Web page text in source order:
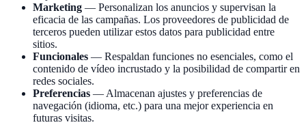
Marketing — Personalizan los anuncios y supervisan la
eficacia de las campañas. Los proveedores de publicidad de
terceros pueden utilizar estos datos para publicidad entre
sitios.
Funcionales — Respaldan funciones no esenciales, como el
contenido de vídeo incrustado y la posibilidad de compartir en
redes sociales.
Preferencias — Almacenan ajustes y preferencias de
navegación (idioma, etc.) para una mejor experiencia en
futuras visitas.